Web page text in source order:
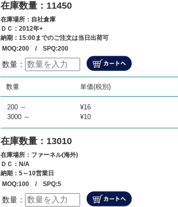
在庫数量：11450
在庫場所：自社倉庫
ＤＣ：2012年+
納期：15:00までのご注文は当日出荷可
MOQ:200 / SPQ:200
数量：
数量 単価 商品代金
0
数量 単価(税別)
200 ～
3000 ～
¥16
¥10
在庫数量：13010
在庫場所：ファーネル(海外)
ＤＣ：N/A
納期：5～10営業日
MOQ:100 / SPQ:5
数量：